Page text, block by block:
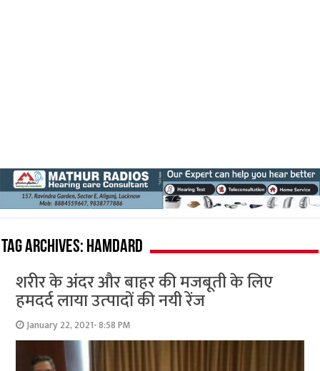
Tag Archives: Hamdard
शरीर के अंदर और बाहर की मजबूती के लिए
हमदर्द लाया उत्‍पादों की नयी रेंज
January 22, 2021- 8:58 PM